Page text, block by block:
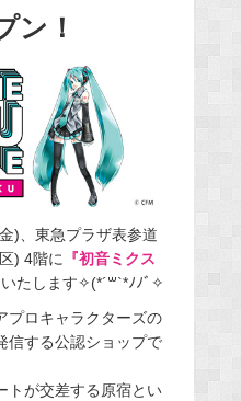
ン！
)、東急プラザ表参道
) 4階に 『初音ミクス
たします✧(*´꒳`*ﾉﾉﾞ✧
プロキャラクターズの
信する公認ショップで
トが交差する原宿とい